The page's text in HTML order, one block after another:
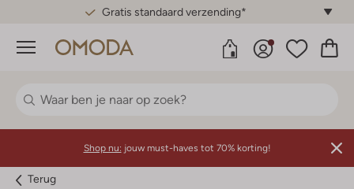
Gratis standaard verzending*
Menu
Shop nu: jouw must-haves tot 70% korting!
Terug